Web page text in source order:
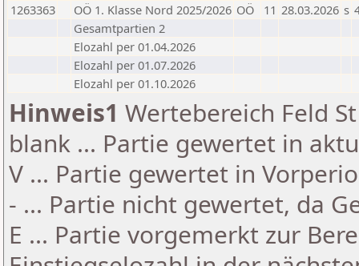
1263363
OÖ 1. Klasse Nord 2025/2026 OÖ 11 28.03.2026 s
Gesamtpartien 2
Elozahl per 01.04.2026
Elozahl per 01.07.2026
Elozahl per 01.10.2026
Hinweis1 Wertebereich Feld
blank ... Partie gewertet in
V ... Partie gewertet in
- ... Partie nicht gewertet, da
E ... Partie vorgemerkt zur